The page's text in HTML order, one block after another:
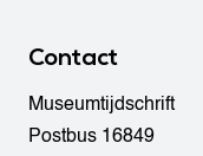
Contact
Museumtijdschrift
Postbus 16849